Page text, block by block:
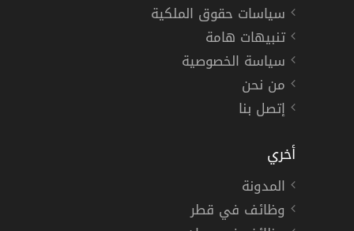
سياسات حقوق الملكية
تنبيهات هامة
سياسة الخصوصية
من نحن
إتصل بنا
أخري
المدونة
وظائف في قطر